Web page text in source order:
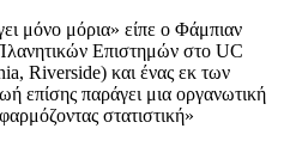
μόνο μόρια» είπε ο Φάμπιαν
Επιστημών στο UC
Riverside) και ένας εκ των
επίσης παράγει μια οργανωτική
στατιστική»